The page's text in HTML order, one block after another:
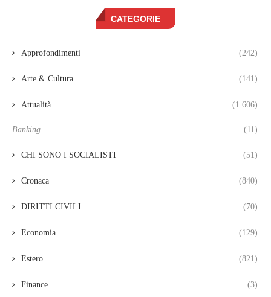
CATEGORIE
Approfondimenti (242)
Arte & Cultura (141)
Attualità (1.606)
Banking (11)
CHI SONO I SOCIALISTI (51)
Cronaca (840)
DIRITTI CIVILI (70)
Economia (129)
Estero (821)
Finance (3)